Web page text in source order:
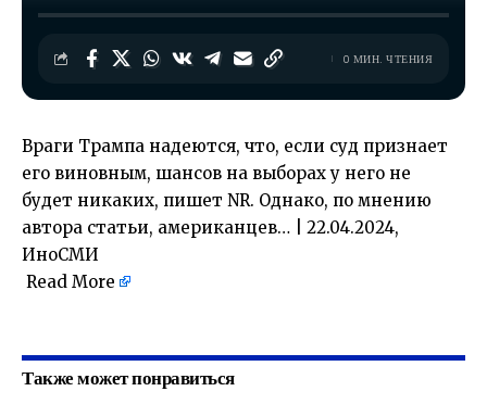
0 МИН. ЧТЕНИЯ
Враги Трампа надеются, что, если суд признает
его виновным, шансов на выборах у него не
будет никаких, пишет NR. Однако, по мнению
автора статьи, американцев… | 22.04.2024,
ИноСМИ
Read More
Также может понравиться